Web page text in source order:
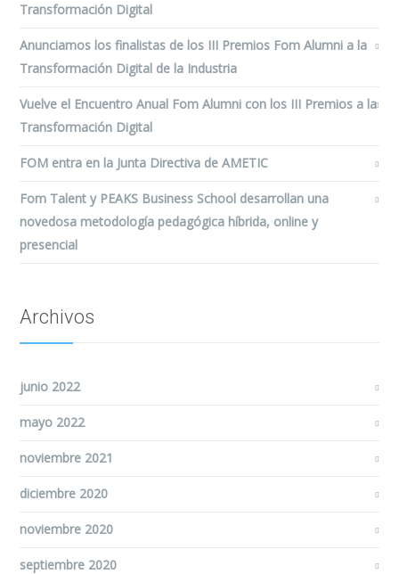
Transformación Digital
Anunciamos los finalistas de los III Premios Fom Alumni a la
Transformación Digital de la Industria
Vuelve el Encuentro Anual Fom Alumni con los III Premios a la
Transformación Digital
FOM entra en la Junta Directiva de AMETIC
Fom Talent y PEAKS Business School desarrollan una
novedosa metodología pedagógica híbrida, online y
presencial
Archivos
junio 2022
mayo 2022
noviembre 2021
diciembre 2020
noviembre 2020
septiembre 2020